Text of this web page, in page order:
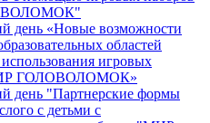
день «Новые возможности
областей
игровых
ГОЛОВОЛОМОК»
день "Партнерские формы
с детьми с